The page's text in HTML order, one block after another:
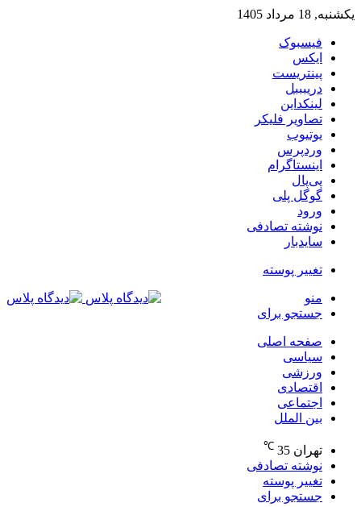
یکشنبه, 18 مرداد 1405
فیسبوک
ایکس
پینتریست
دریبببل
لینکداین
تصاویر فلیکر
یوتیوب
وردپرس
اینستاگرام
پی‌پال
گوگل پلی
ورود
نوشته تصادفی
سایدبار
تغییر پوسته
منو
جستجو برای
صفحه اصلی
سیاسی
ورزشی
اقتصادی
اجتماعی
بین الملل
تهران 35
℃
نوشته تصادفی
تغییر پوسته
جستجو برای